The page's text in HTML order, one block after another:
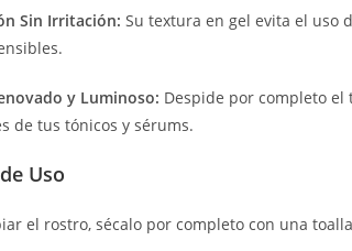
Sin Irritación: Su textura en gel evita el uso
y Luminoso: Despide por completo
de tus tónicos y sérums.
Uso
el rostro, sécalo por completo con una